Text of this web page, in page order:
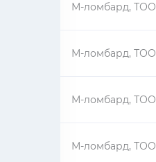
М-ломбард, ТОО
М-ломбард, ТОО
М-ломбард, ТОО
М-ломбард, ТОО